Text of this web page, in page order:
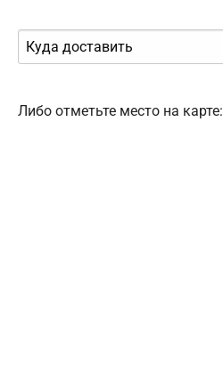
Либо отметьте место на карте: